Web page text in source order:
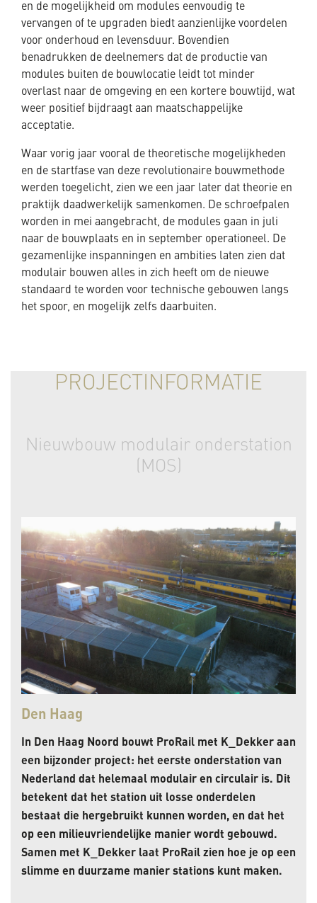
en de mogelijkheid om modules eenvoudig te
vervangen of te upgraden biedt aanzienlijke voordelen
voor onderhoud en levensduur. Bovendien
benadrukken de deelnemers dat de productie van
modules buiten de bouwlocatie leidt tot minder
overlast naar de omgeving en een kortere bouwtijd, wat
weer positief bijdraagt aan maatschappelijke
acceptatie.
Waar vorig jaar vooral de theoretische mogelijkheden
en de startfase van deze revolutionaire bouwmethode
werden toegelicht, zien we een jaar later dat theorie en
praktijk daadwerkelijk samenkomen. De schroefpalen
worden in mei aangebracht, de modules gaan in juli
naar de bouwplaats en in september operationeel. De
gezamenlijke inspanningen en ambities laten zien dat
modulair bouwen alles in zich heeft om de nieuwe
standaard te worden voor technische gebouwen langs
het spoor, en mogelijk zelfs daarbuiten.
PROJECTINFORMATIE
Nieuwbouw modulair onderstation
(MOS)
Den Haag
In Den Haag Noord bouwt ProRail met K_Dekker aan
een bijzonder project: het eerste onderstation van
Nederland dat helemaal modulair en circulair is. Dit
betekent dat het station uit losse onderdelen
bestaat die hergebruikt kunnen worden, en dat het
op een milieuvriendelijke manier wordt gebouwd.
Samen met K_Dekker laat ProRail zien hoe je op een
slimme en duurzame manier stations kunt maken.